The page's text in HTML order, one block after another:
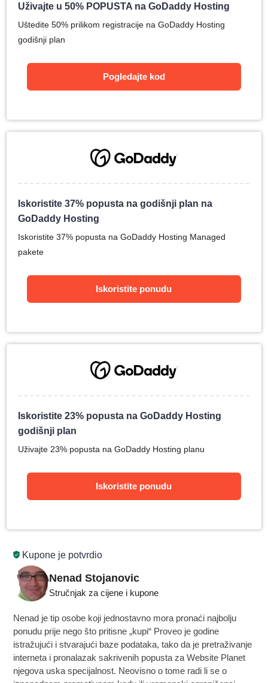
Kupone je potvrdio
Nenad Stojanovic
Stručnjak za cijene i kupone
Nenad je tip osobe koji jednostavno mora pronaći najbolju
ponudu prije nego što pritisne „kupi“ Proveo je godine
istražujući i stvarajući baze podataka, tako da je pretraživanje
interneta i pronalazak sakrivenih popusta za Website Planet
njegova uska specijalnost. Neovisno o tome radi li se o
Uživajte u 50% POPUSTA na GoDaddy Hosting
Uštedite 50% prilikom registracije na GoDaddy Hosting
godišnji plan
Pogledajte kod
Iskoristite 37% popusta na godišnji plan na
GoDaddy Hosting
Iskoristite 37% popusta na GoDaddy Hosting Managed
pakete
Iskoristite ponudu
Iskoristite 23% popusta na GoDaddy Hosting
godišnji plan
Uživajte 23% popusta na GoDaddy Hosting planu
Iskoristite ponudu